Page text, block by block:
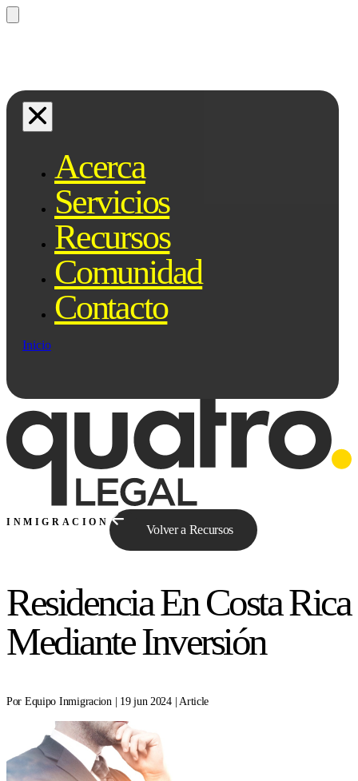
Preguntale a Qe...
Acerca
Servicios
Recursos
Comunidad
Contacto
Inicio
INMIGRACION
Volver a Recursos
Residencia En Costa Rica
Mediante Inversión
Por Equipo Inmigracion | 19 jun 2024 | Article